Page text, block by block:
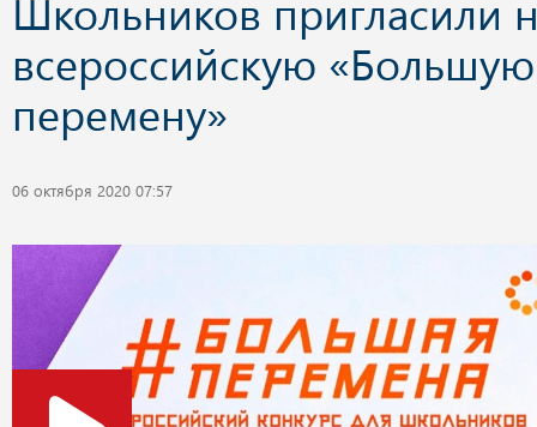
Школьников пригласили
всероссийскую «Большую
перемену»
06 октября 2020 07:57